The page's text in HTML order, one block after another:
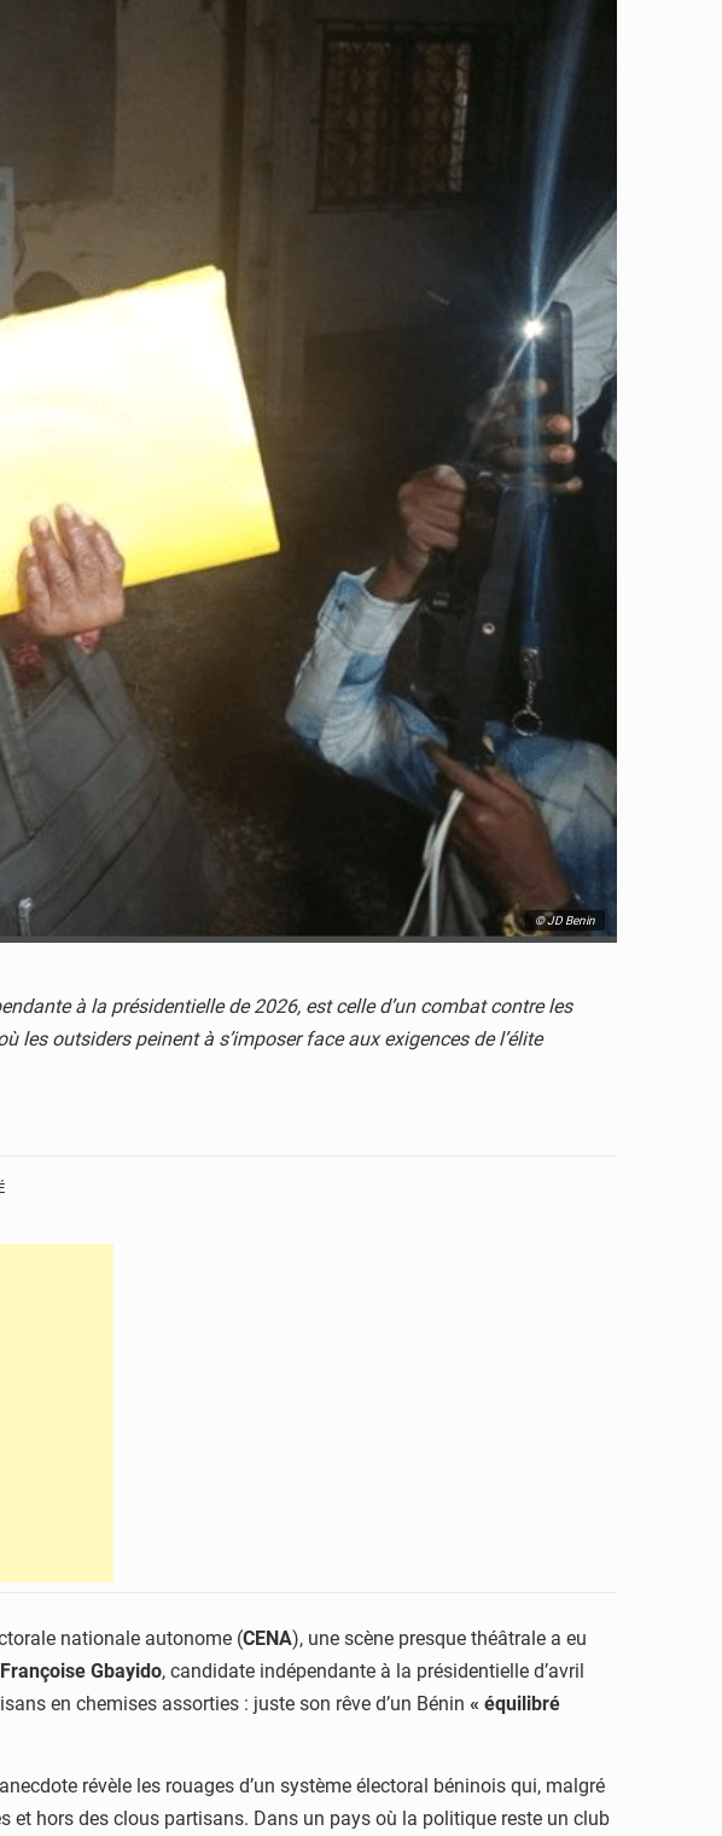
© JD Benin
à la présidentielle de 2026, est celle d’un combat contre les
les outsiders peinent à s’imposer face aux exigences de l’élite
nationale autonome (CENA), une scène presque théâtrale a eu
Françoise Gbayido, candidate indépendante à la présidentielle d’avril
en chemises assorties : juste son rêve d’un Bénin « équilibré
révèle les rouages d’un système électoral béninois qui, malgré
hors des clous partisans. Dans un pays où la politique reste un club